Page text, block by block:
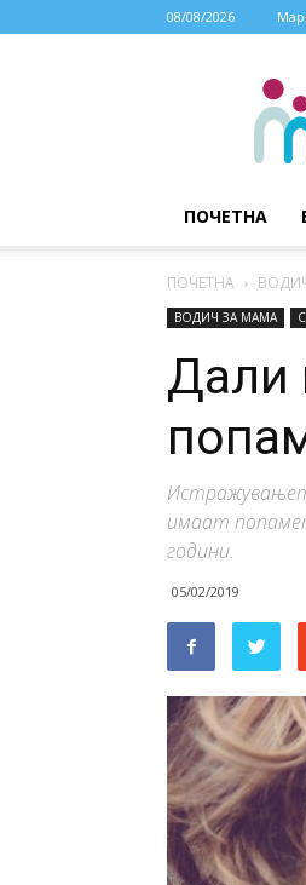
08/08/2026
МАЈКА
ДЕТЕ
ПОЧЕТНА
ПОЧЕТНА
ВОДИЧ ЗА МАМА
Дали
имаат
години.
05/02/2019